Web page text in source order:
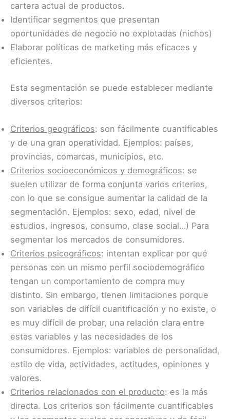
cartera actual de productos.
Identificar segmentos que presentan
oportunidades de negocio no explotadas (nichos)
Elaborar políticas de marketing más eficaces y
eficientes.
Esta segmentación se puede establecer mediante
diversos criterios:
Criterios geográficos: son fácilmente cuantificables
y de una gran operatividad. Ejemplos: países,
provincias, comarcas, municipios, etc.
Criterios socioeconómicos y demográficos: se
suelen utilizar de forma conjunta varios criterios,
con lo que se consigue aumentar la calidad de la
segmentación. Ejemplos: sexo, edad, nivel de
estudios, ingresos, consumo, clase social…) Para
segmentar los mercados de consumidores.
Criterios psicográficos: intentan explicar por qué
personas con un mismo perfil sociodemográfico
tengan un comportamiento de compra muy
distinto. Sin embargo, tienen limitaciones porque
son variables de difícil cuantificación y no existe, o
es muy difícil de probar, una relación clara entre
estas variables y las necesidades de los
consumidores. Ejemplos: variables de personalidad,
estilo de vida, actividades, actitudes, opiniones y
valores.
Criterios relacionados con el producto: es la más
directa. Los criterios son fácilmente cuantificables